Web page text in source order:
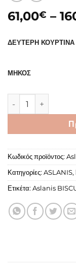
61,00€ –
ΔΕΥΤΕΡΗ ΚΟΥΡΤΙΝΑ
ΜΗΚΟΣ
Aslanis BISCUIT
Κωδικός προϊόντος:
Κατηγορίες: ASLANIS,
Ετικέτα: Aslanis